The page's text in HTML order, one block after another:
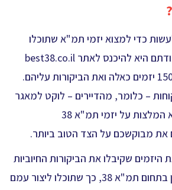
כדי למצוא יזמי תמ"א שתוכלו
לסמוך עליהם ועל עבודתם היא להיכנס לאתר best38.co.il
אשר בדק למעלה מ-150 יזמים כאלה ואת הביקורות עליהם.
– כלומר, מהדיירים – לוקט למאגר
אחד שבו תוכלו למצוא המלצות על יזמי תמ"א 38
את מבוקשכם על הצד הטוב ביותר.
שקיבלו את הביקורות החיוביות
ביותר ושיש להם ניסיון בתחום תמ"א 38, כך שתוכלו ליצור עמם